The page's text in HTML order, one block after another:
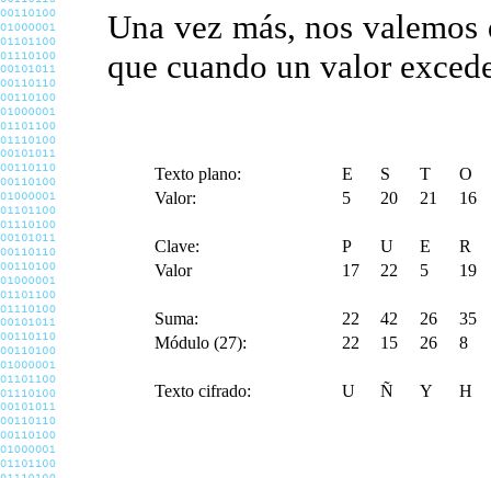
Una vez más, nos
que cuando un valor
Texto plano: E S T
O
Valor:
5 20 21 16
Clave: P U E
R
Valor
17 22 5 19
Suma: 22 42 26
35
Módulo (27):
22 15 26 8
Texto cifrado: U Ñ Y H